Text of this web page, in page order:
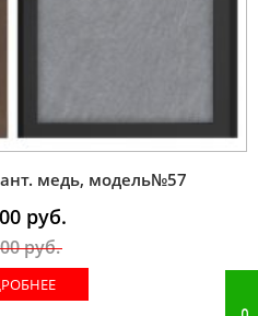
медь, модель№57
руб.
руб.